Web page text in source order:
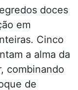
doces
em
Cinco
a alma da
combinando
de